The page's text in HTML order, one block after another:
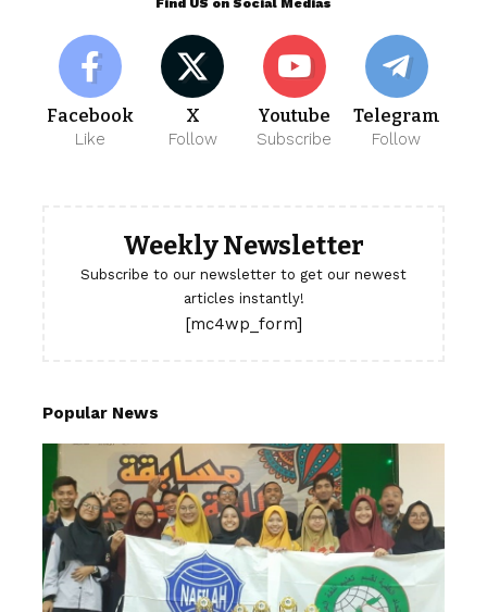
Find US on Social Medias
Facebook
Like
X
Follow
Youtube
Subscribe
Telegram
Follow
Weekly Newsletter
Subscribe to our newsletter to get our newest
articles instantly!
[mc4wp_form]
Popular News